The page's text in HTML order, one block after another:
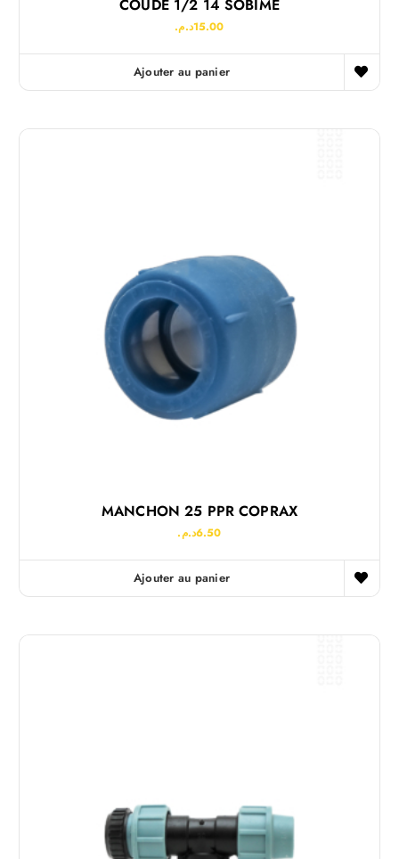
COUDE 1/2 14 SOBIME
15.00د.م.
Ajouter au panier
MANCHON 25 PPR COPRAX
6.50د.م.
Ajouter au panier